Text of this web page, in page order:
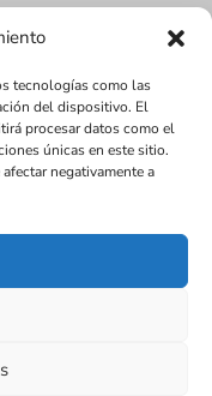
tecnologías como las
del dispositivo. El
procesar datos como el
únicas en este sitio.
negativamente a
| LMDV ©